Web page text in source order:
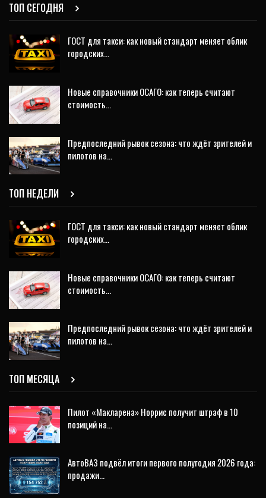
ТОП СЕГОДНЯ
ГОСТ для такси: как новый стандарт меняет облик
городских…
Новые справочники ОСАГО: как теперь считают
стоимость…
Предпоследний рывок сезона: что ждёт зрителей и
пилотов на…
ТОП НЕДЕЛИ
ГОСТ для такси: как новый стандарт меняет облик
городских…
Новые справочники ОСАГО: как теперь считают
стоимость…
Предпоследний рывок сезона: что ждёт зрителей и
пилотов на…
ТОП МЕСЯЦА
Пилот «Макларена» Норрис получит штраф в 10
позиций на…
АвтоВАЗ подвёл итоги первого полугодия 2026 года:
продажи…